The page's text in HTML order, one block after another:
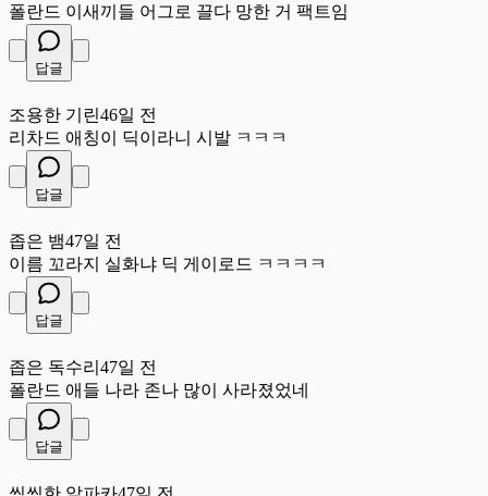
폴란드 이새끼들 어그로 끌다 망한 거 팩트임
답글
조용한 기린46일 전
리차드 애칭이 딕이라니 시발 ㅋㅋㅋ
답글
좁은 뱀47일 전
이름 꼬라지 실화냐 딕 게이로드 ㅋㅋㅋㅋ
답글
좁은 독수리 47일 전
폴란드 애들 나라 존나 많이 사라졌었네
답글